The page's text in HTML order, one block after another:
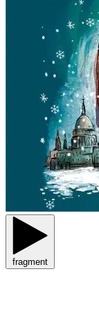
fragment